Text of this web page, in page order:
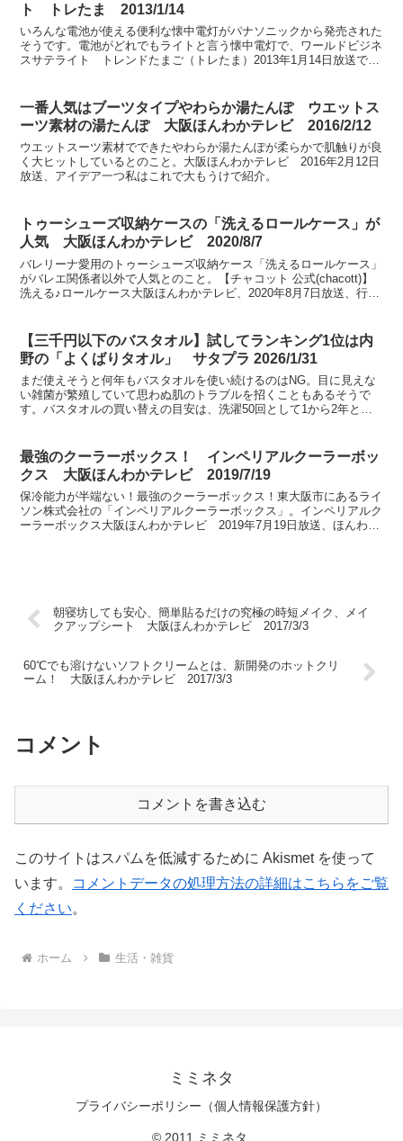
ト トレたま 2013/1/14
いろんな電池が使える便利な懐中電灯がパナソニックから発売された
そうです。電池がどれでもライトと言う懐中電灯で、ワールドビジネ
スサテライト トレンドたまご（トレたま）2013年1月14日放送で紹
一番人気はブーツタイプやわらか湯たんぽ ウエットス
ーツ素材の湯たんぽ 大阪ほんわかテレビ 2016/2/12
ウエットスーツ素材でできたやわらか湯たんぽが柔らかで肌触りが良
く大ヒットしているとのこと。大阪ほんわかテレビ 2016年2月12日
放送、アイデア一つ私はこれで大もうけで紹介。
トゥーシューズ収納ケースの「洗えるロールケース」が
人気 大阪ほんわかテレビ 2020/8/7
バレリーナ愛用のトゥーシューズ収納ケース「洗えるロールケース」
がバレエ関係者以外で人気とのこと。【チャコット 公式(chacott)】
洗える♪ロールケース大阪ほんわかテレビ、2020年8月7日放送、行か
【三千円以下のバスタオル】試してランキング1位は内
野の「よくばりタオル」 サタプラ 2026/1/31
まだ使えそうと何年もバスタオルを使い続けるのはNG。目に見えな
い雑菌が繁殖していて思わぬ肌のトラブルを招くこともあるそうで
す。バスタオルの買い替えの目安は、洗濯50回として1から2年との
最強のクーラーボックス！ インペリアルクーラーボッ
クス 大阪ほんわかテレビ 2019/7/19
保冷能力が半端ない！最強のクーラーボックス！東大阪市にあるライ
ソン株式会社の「インペリアルクーラーボックス」。インペリアルク
ーラーボックス大阪ほんわかテレビ 2019年7月19日放送、ほんわか
朝寝坊しても安心、簡単貼るだけの究極の時短メイク、メイ
クアップシート 大阪ほんわかテレビ 2017/3/3
60℃でも溶けないソフトクリームとは、新開発のホットクリ
ーム！ 大阪ほんわかテレビ 2017/3/3
コメント
コメントを書き込む
このサイトはスパムを低減するために Akismet を使って
います。
コメントデータの処理方法の詳細はこちらをご覧
ください。
ホーム 生活・雑貨
ミミネタ
プライバシーポリシー（個人情報保護方針）
© 2011 ミミネタ.